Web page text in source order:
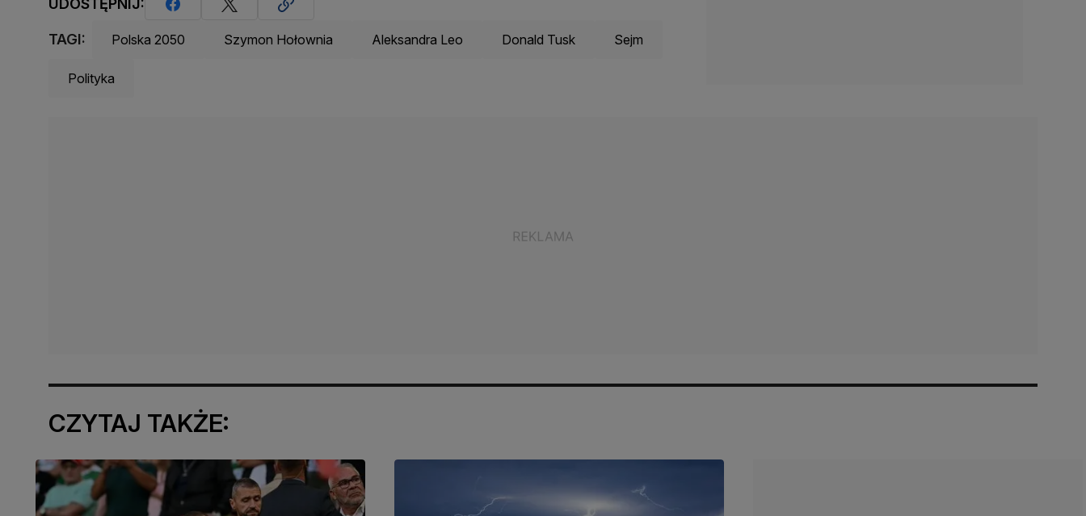
UDOSTĘPNIJ:
TAGI: Polska 2050 Szymon Hołownia Aleksandra Leo Donald Tusk Sejm
Polityka
CZYTAJ TAKŻE: